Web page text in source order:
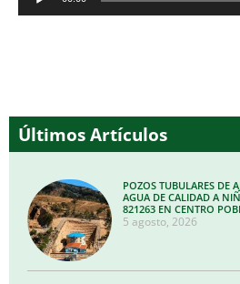
Últimos Artículos
POZOS TUBULARES DE
AGUA DE CALIDAD A
821263 EN CENTRO
5 agosto, 2026